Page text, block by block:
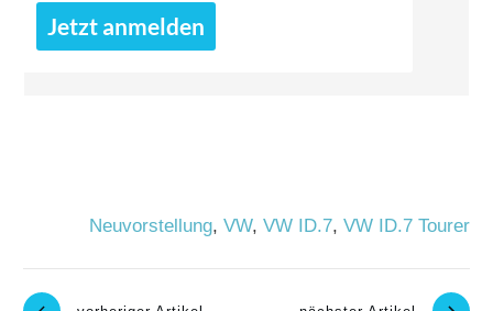
Jetzt anmelden
Neuvorstellung, VW, VW ID.7, VW ID.7 Tourer